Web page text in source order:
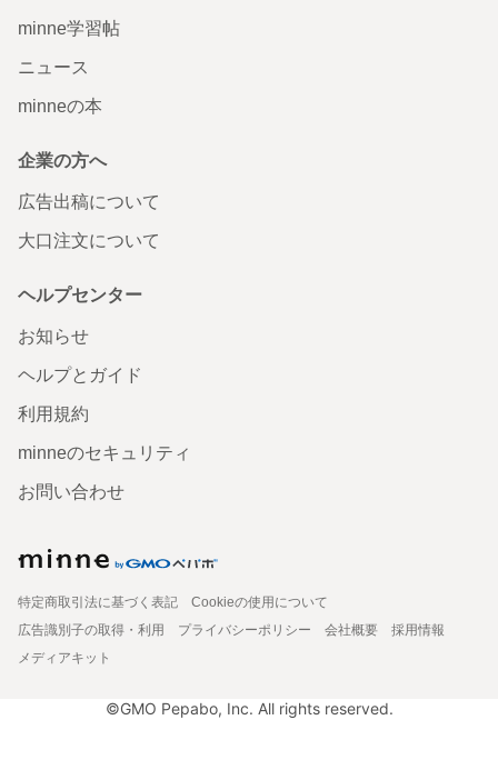
minne学習帖
ニュース
minneの本
企業の方へ
広告出稿について
大口注文について
ヘルプセンター
お知らせ
ヘルプとガイド
利用規約
minneのセキュリティ
お問い合わせ
特定商取引法に基づく表記
Cookieの使用について
広告識別子の取得・利用
プライバシーポリシー 会社概要
採用情報
メディアキット
©GMO Pepabo, Inc. All rights reserved.